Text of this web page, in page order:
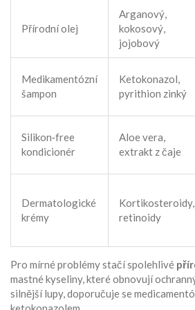
Přírodní olej
Arganový,
kokosový,
jojobový
Medikamentózní
šampon
Ketokonazol,
pyrithion zinký
Silikon‑free
kondicionér
Aloe vera,
extrakt z čaje
Dermatologické
krémy
Kortikosteroidy,
retinoidy
Pro mírné problémy stačí spolehlivé
mastné kyseliny, které obnovují
silnější lupy, doporučuje se